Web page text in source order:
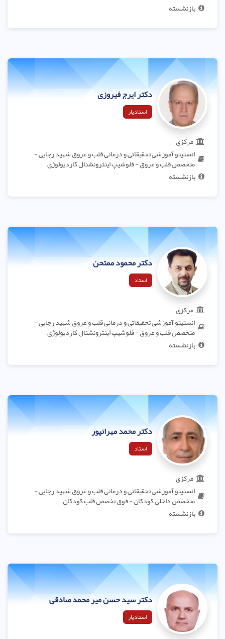
بازنشسته
دکتر ایرج فیروزی
استادیار
مرکزی
انستیتو آموزشی تحقیقاتی و درمانی قلب و عروق شهید رجایی -
متخصص قلب و عروق - فلوشیپ اینترونشنال کاردیولوژی
بازنشسته
دکتر محمود ممتحن
استاد
مرکزی
انستیتو آموزشی تحقیقاتی و درمانی قلب و عروق شهید رجایی -
متخصص قلب و عروق - فلوشیپ اینترونشنال کاردیولوژی
بازنشسته
دکتر محمد مهرانپور
استاد
مرکزی
انستیتو آموزشی تحقیقاتی و درمانی قلب و عروق شهید رجایی -
متخصص داخلی کودکان - فوق تخصص قلب کودکان
بازنشسته
دکتر سید حسن میر محمد صادقی
استادیار